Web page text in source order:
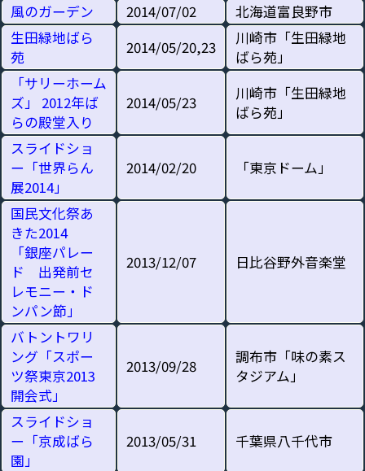
風のガーデン
2014/07/02
北海道富良野市
生田緑地ばら
苑
2014/05/20,23
川崎市「生田緑地
ばら苑」
「サリーホーム
ズ」 2012年ば
らの殿堂入り
2014/05/23
川崎市「生田緑地
ばら苑」
スライドショ
ー「世界らん
展2014」
2014/02/20 「東京ドーム」
国民文化祭あ
きた2014
「銀座パレー
ド 出発前セ
レモニー・ド
ンパン節」
2013/12/07 日比谷野外音楽堂
バトントワリ
ング「スポー
ツ祭東京2013
開会式」
2013/09/28
調布市「味の素ス
タジアム」
スライドショ
ー「京成ばら
園」
2013/05/31 千葉県八千代市